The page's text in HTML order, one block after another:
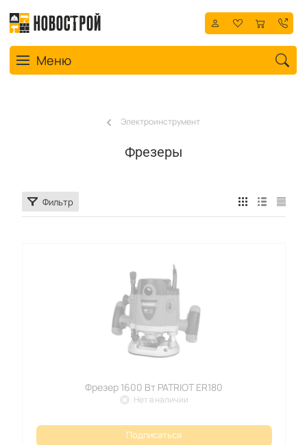
Toggle navigation
Меню
Электроинструмент
Фрезеры
Фильтр
Фрезер 1600 Вт PATRIOT ER180
Нет в наличии
Подписаться